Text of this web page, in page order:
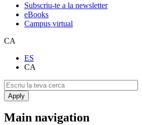
Subscriu-te a la newsletter
eBooks
Campus virtual
CA
ES
CA
Main navigation